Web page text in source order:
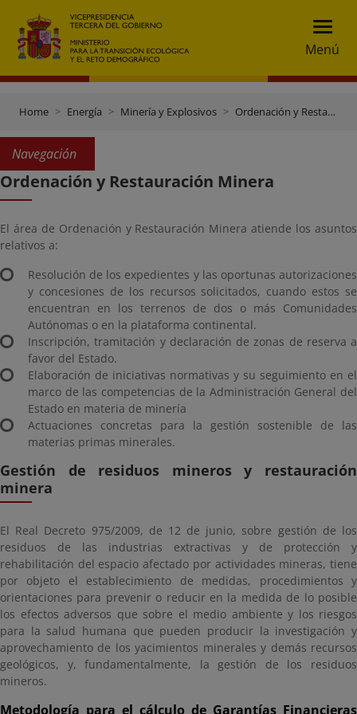
Menú
Home Energía Minería y Explosivos Ordenación y Restauración Minera
Navegación
Ordenación y Restauración Minera
El área de Ordenación y Restauración Minera atiende los asuntos
relativos a:
Resolución de los expedientes y las oportunas autorizaciones
y concesiones de los recursos solicitados, cuando estos se
encuentran en los terrenos de dos o más Comunidades
Autónomas o en la plataforma continental.
Inscripción, tramitación y declaración de zonas de reserva a
favor del Estado.
Elaboración de iniciativas normativas y su seguimiento en el
marco de las competencias de la Administración General del
Estado en materia de minería
Actuaciones concretas para la gestión sostenible de las
materias primas minerales.
Gestión de residuos mineros y restauración
minera
El Real Decreto 975/2009, de 12 de junio, sobre gestión de los
residuos de las industrias extractivas y de protección y
rehabilitación del espacio afectado por actividades mineras, tiene
por objeto el establecimiento de medidas, procedimientos y
orientaciones para prevenir o reducir en la medida de lo posible
los efectos adversos que sobre el medio ambiente y los riesgos
para la salud humana que pueden producir la investigación y
aprovechamiento de los yacimientos minerales y demás recursos
geológicos, y, fundamentalmente, la gestión de los residuos
mineros.
Metodología para el cálculo de Garantías Financieras